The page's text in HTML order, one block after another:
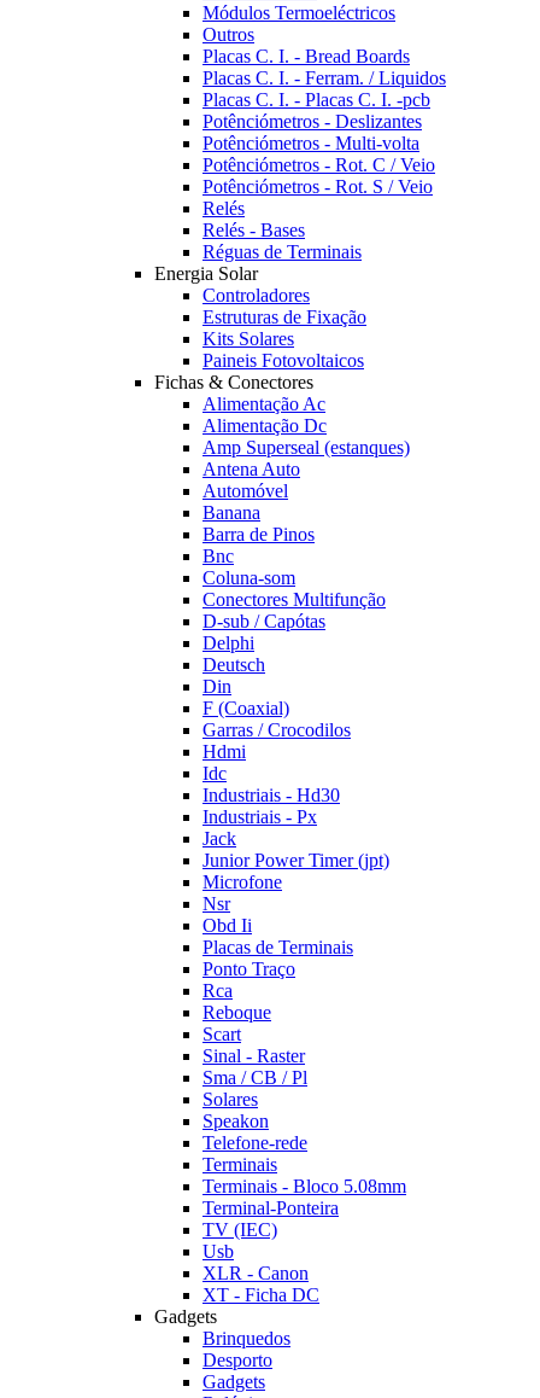
Módulos Termoeléctricos
Outros
Placas C. I. - Bread Boards
Placas C. I. - Ferram. / Liquidos
Placas C. I. - Placas C. I. -pcb
Potênciómetros - Deslizantes
Potênciómetros - Multi-volta
Potênciómetros - Rot. C / Veio
Potênciómetros - Rot. S / Veio
Relés
Relés - Bases
Réguas de Terminais
Energia Solar
Controladores
Estruturas de Fixação
Kits Solares
Paineis Fotovoltaicos
Fichas & Conectores
Alimentação Ac
Alimentação Dc
Amp Superseal (estanques)
Antena Auto
Automóvel
Banana
Barra de Pinos
Bnc
Coluna-som
Conectores Multifunção
D-sub / Capótas
Delphi
Deutsch
Din
F (Coaxial)
Garras / Crocodilos
Hdmi
Idc
Industriais - Hd30
Industriais - Px
Jack
Junior Power Timer (jpt)
Microfone
Nsr
Obd Ii
Placas de Terminais
Ponto Traço
Rca
Reboque
Scart
Sinal - Raster
Sma / CB / Pl
Solares
Speakon
Telefone-rede
Terminais
Terminais - Bloco 5.08mm
Terminal-Ponteira
TV (IEC)
Usb
XLR - Canon
XT - Ficha DC
Gadgets
Brinquedos
Desporto
Gadgets